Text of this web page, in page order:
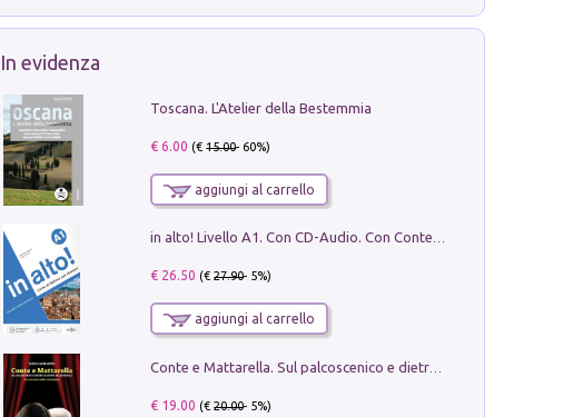
In evidenza
Toscana. L'Atelier della Bestemmia
€ 6.00 (€15.00- 60%)
aggiungi al carrello
in alto! Livello A1. Con CD-Audio. Con Contenuto digitale per accesso on line
€ 26.50 (€27.90- 5%)
aggiungi al carrello
€ 19.00 (€20.00- 5%)